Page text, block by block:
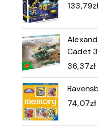
133,79zł
Cadet
36,37zł
74,07zł